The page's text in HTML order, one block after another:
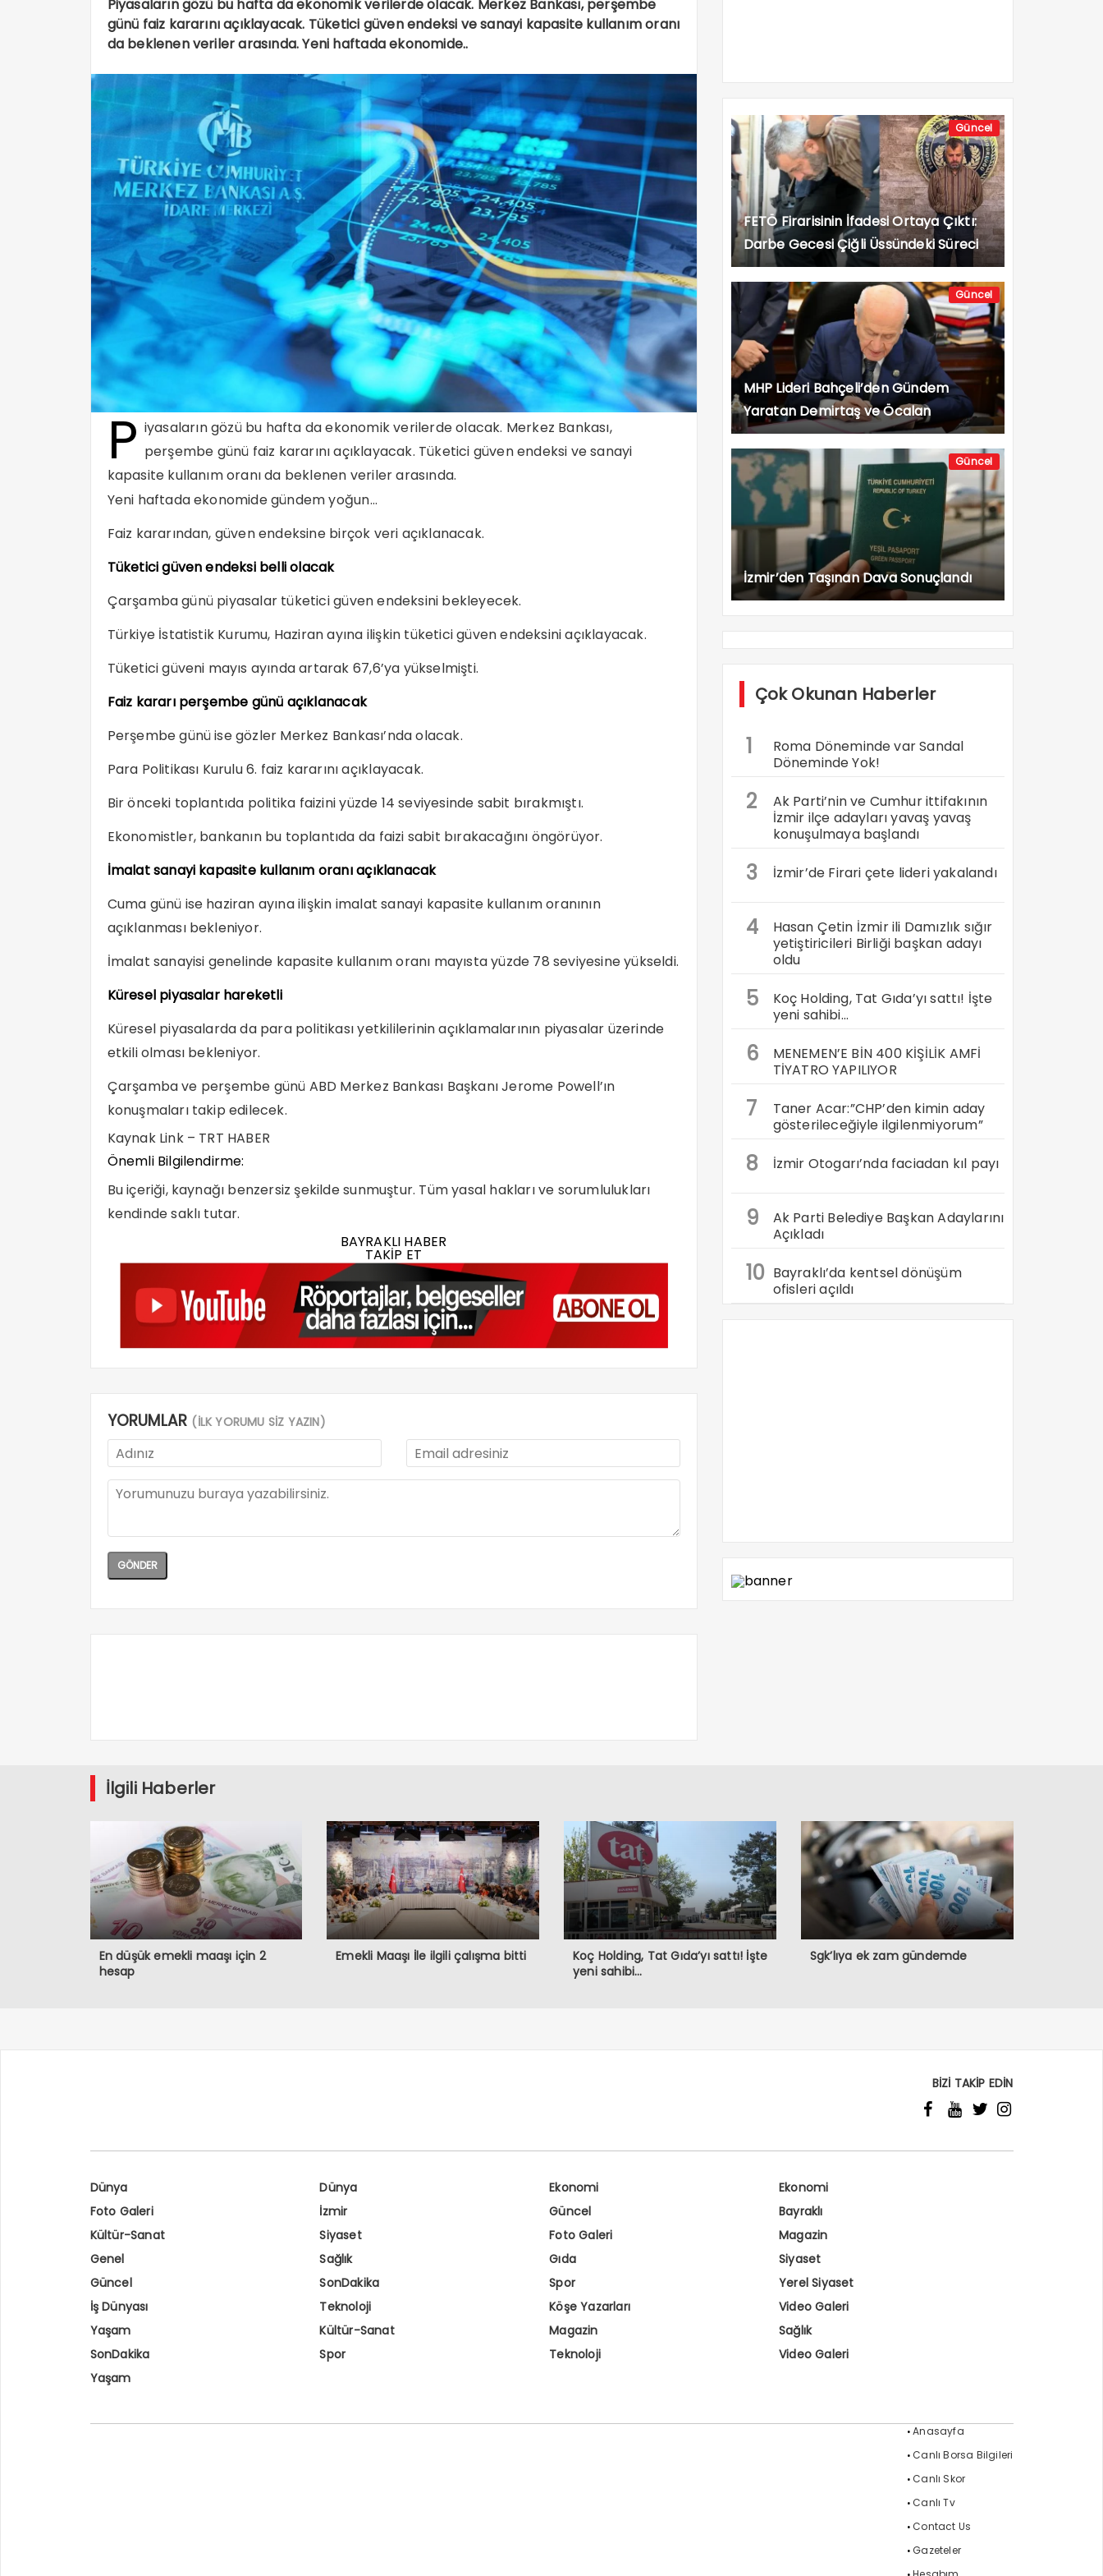
Piyasaların gözü bu hafta da ekonomik verilerde olacak. Merkez Bankası, perşembe
günü faiz kararını açıklayacak. Tüketici güven endeksi ve sanayi kapasite kullanım oranı
da beklenen veriler arasında. Yeni haftada ekonomide..
P iyasaların gözü bu hafta da ekonomik verilerde olacak. Merkez Bankası,
perşembe günü faiz kararını açıklayacak. Tüketici güven endeksi ve sanayi
kapasite kullanım oranı da beklenen veriler arasında.
Yeni haftada ekonomide gündem yoğun…
Faiz kararından, güven endeksine birçok veri açıklanacak.
Tüketici güven endeksi belli olacak
Çarşamba günü piyasalar tüketici güven endeksini bekleyecek.
Türkiye İstatistik Kurumu, Haziran ayına ilişkin tüketici güven endeksini açıklayacak.
Tüketici güveni mayıs ayında artarak 67,6’ya yükselmişti.
Faiz kararı perşembe günü açıklanacak
Perşembe günü ise gözler Merkez Bankası’nda olacak.
Para Politikası Kurulu 6. faiz kararını açıklayacak.
Bir önceki toplantıda politika faizini yüzde 14 seviyesinde sabit bırakmıştı.
Ekonomistler, bankanın bu toplantıda da faizi sabit bırakacağını öngörüyor.
İmalat sanayi kapasite kullanım oranı açıklanacak
Cuma günü ise haziran ayına ilişkin imalat sanayi kapasite kullanım oranının
açıklanması bekleniyor.
İmalat sanayisi genelinde kapasite kullanım oranı mayısta yüzde 78 seviyesine yükseldi.
Küresel piyasalar hareketli
Küresel piyasalarda da para politikası yetkililerinin açıklamalarının piyasalar üzerinde
etkili olması bekleniyor.
Çarşamba ve perşembe günü ABD Merkez Bankası Başkanı Jerome Powell’ın
konuşmaları takip edilecek.
Kaynak Link – TRT HABER
Önemli Bilgilendirme:
Bu içeriği, kaynağı benzersiz şekilde sunmuştur. Tüm yasal hakları ve sorumlulukları
kendinde saklı tutar.
BAYRAKLI HABER
TAKİP ET
YORUMLAR (İLK YORUMU SİZ YAZIN)
Güncel
FETÖ Firarisinin İfadesi Ortaya Çıktı:
Darbe Gecesi Çiğli Üssündeki Süreci
Anlattı
Güncel
MHP Lideri Bahçeli’den Gündem
Yaratan Demirtaş ve Öcalan
Açıklaması
Güncel
İzmir’den Taşınan Dava Sonuçlandı
Çok Okunan Haberler
1
Roma Döneminde var Sandal
Döneminde Yok!
2
Ak Parti’nin ve Cumhur ittifakının
İzmir ilçe adayları yavaş yavaş
konuşulmaya başlandı
3 İzmir’de Firari çete lideri yakalandı
4
Hasan Çetin İzmir ili Damızlık sığır
yetiştiricileri Birliği başkan adayı
oldu
5
Koç Holding, Tat Gıda’yı sattı! İşte
yeni sahibi…
6
MENEMEN’E BİN 400 KİŞİLİK AMFİ
TİYATRO YAPILIYOR
7
Taner Acar:”CHP’den kimin aday
gösterileceğiyle ilgilenmiyorum”
8 İzmir Otogarı’nda faciadan kıl payı
9
Ak Parti Belediye Başkan Adaylarını
Açıkladı
10 Bayraklı’da kentsel dönüşüm
ofisleri açıldı
İlgili Haberler
En düşük emekli maaşı için 2
hesap
Emekli Maaşı İle ilgili çalışma bitti
Koç Holding, Tat Gıda’yı sattı! İşte
yeni sahibi…
Sgk’lıya ek zam gündemde
BİZİ TAKİP EDİN
Dünya Dünya Ekonomi
Ekonomi
Foto Galeri
İzmir Güncel
Bayraklı
Kültür-Sanat
Siyaset Foto Galeri
Magazin
Genel
Sağlık Gıda
Siyaset
Güncel
SonDakika Spor
Yerel Siyaset
İş Dünyası
Teknoloji Köşe Yazarları
Video Galeri
Yaşam
Kültür-Sanat Magazin
Sağlık
SonDakika
Spor Teknoloji
Video Galeri
Yaşam
Anasayfa
Canlı Borsa Bilgileri
Canlı Skor
Canlı Tv
Contact Us
Gazeteler